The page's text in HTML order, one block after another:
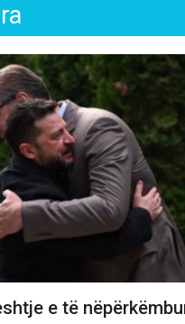
e të